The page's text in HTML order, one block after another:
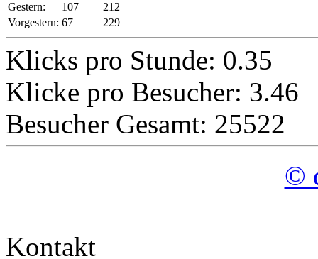
Gestern:
107
212
Vorgestern: 67 229
Klicks pro Stunde: 0.35
Klicke pro Besucher: 3.46
Besucher Gesamt: 25522
©
Kontakt